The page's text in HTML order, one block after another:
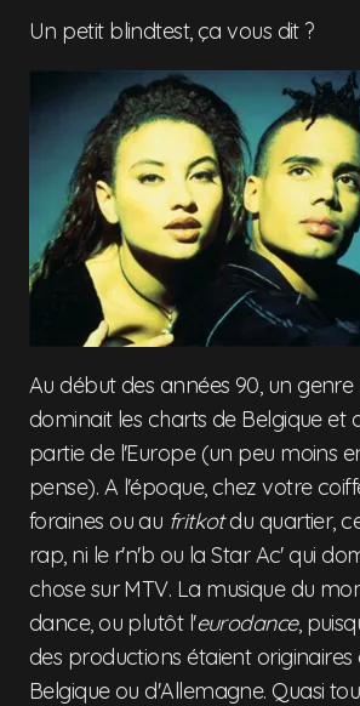
Un petit blindtest, ça vous dit ?
Au début des années 90, un genre
dominait les charts de Belgique et
partie de l'Europe (un peu moins
pense). A l'époque, chez votre
foraines ou au fritkotdu quartier,
rap, ni le r'n'b ou la Star Ac' qui
chose sur MTV. La musique du
dance, ou plutôt l'eurodance,
des productions étaient originaires
Belgique ou d'Allemagne. Quasi